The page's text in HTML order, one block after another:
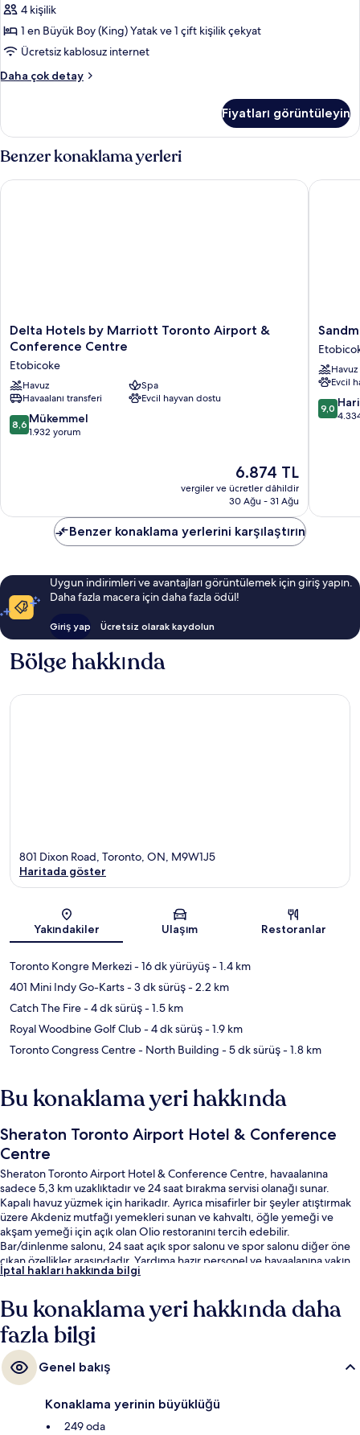
fazla
Yatak
Odası
için
tüm
fotoğrafları
4 kişilik
1 en Büyük Boy (King) Yatak ve 1 çift kişilik çekyat
Ücretsiz kablosuz internet
Daha çok detay
Executive
Odası
hakkında
daha
fazla
detay
Fiyatları görüntüleyin
Benzer konaklama yerleri
Delta
Hotels
Marriott
Toronto
Airport
&
Conference
Delta Hotels by Marriott Toronto Airport &
Conference Centre
Etobicoke
Havuz
Spa
Havaalanı transferi
Evcil hayvan dostu
10
üzerinden
8,6 Mükemmel
1.932 yorum
Güncel
fiyat:
6.874 TL
6.874 TL
vergiler ve ücretler dâhildir
30 Ağu - 31 Ağu
Delta Hotels by Marriott Toronto Airport & Conference
Toronto
Airport
Hotel
Havuz
Evcil
10
9,0
Benzer konaklama yerlerini karşılaştırın
Uygun indirimleri ve avantajları görüntülemek için giriş yapın.
Daha fazla macera için daha fazla ödül!
Giriş yap Ücretsiz olarak kaydolun
Bölge hakkında
Harita
801 Dixon Road, Toronto, ON, M9W1J5
Haritada göster
Yakındakiler Ulaşım Restoranlar
Toronto Kongre Merkezi- 16 dk yürüyüş- 1.4 km
401 Mini Indy Go-Karts- 3 dk sürüş- 2.2 km
Catch The Fire- 4 dk sürüş- 1.5 km
Royal Woodbine Golf Club- 4 dk sürüş- 1.9 km
Toronto Congress Centre - North Building - 5 dk sürüş- 1.8 km
Bu konaklama yeri hakkında
Sheraton Toronto Airport Hotel & Conference
Centre
Sheraton Toronto Airport Hotel & Conference Centre, havaalanına
sadece 5,3 km uzaklıktadır ve 24 saat bırakma servisi olanağı sunar.
Kapalı havuz yüzmek için harikadır. Ayrıca misafirler bir şeyler atıştırmak
üzere Akdeniz mutfağı yemekleri sunan ve kahvaltı, öğle yemeği ve
akşam yemeği için açık olan Olio restoranını tercih edebilir.
Bar/dinlenme salonu, 24 saat açık spor salonu ve spor salonu diğer öne
çıkan özellikler arasındadır. Yardıma hazır personel ve havaalanına yakın
konum misafirlerden iyi puan alıyor.
İptal hakları hakkında bilgi
Bu konaklama yeri hakkında daha
fazla bilgi
Genel bakış
Konaklama yerinin büyüklüğü
249 oda